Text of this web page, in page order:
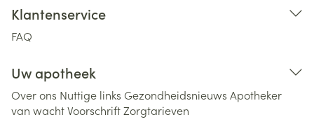
Klantenservice
FAQ
Uw apotheek
Over ons Nuttige links Gezondheidsnieuws Apotheker
van wachtVoorschriftZorgtarieven